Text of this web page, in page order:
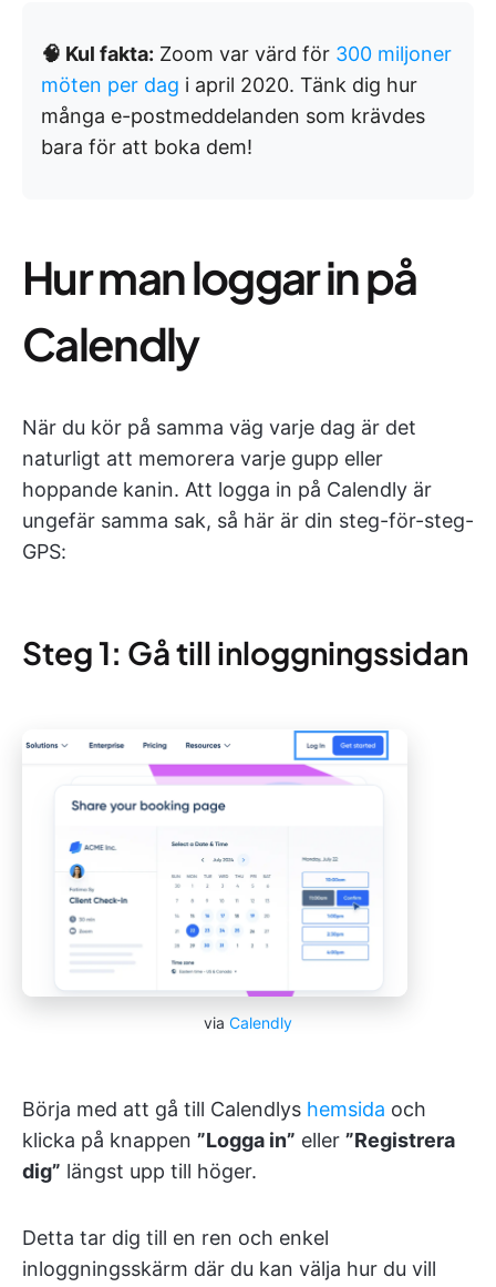
🧠 Kul fakta: Zoom var värd för 300 miljoner
möten per dag i april 2020. Tänk dig hur
många e-postmeddelanden som krävdes
bara för att boka dem!
Hur man loggar in på
Calendly
När du kör på samma väg varje dag är det
naturligt att memorera varje gupp eller
hoppande kanin. Att logga in på Calendly är
ungefär samma sak, så här är din steg-för-steg-
GPS:
Steg 1: Gå till inloggningssidan
via Calendly
Börja med att gå till Calendlys hemsida och
klicka på knappen ”Logga in” eller ”Registrera
dig” längst upp till höger.
Detta tar dig till en ren och enkel
inloggningsskärm där du kan välja hur du vill